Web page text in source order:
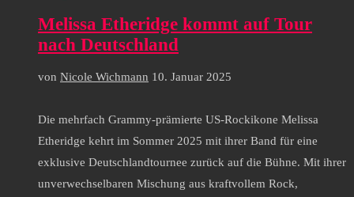
Melissa Etheridge kommt auf Tour
nach Deutschland
von Nicole Wichmann 10. Januar 2025
Die mehrfach Grammy-prämierte US-Rockikone Melissa
Etheridge kehrt im Sommer 2025 mit ihrer Band für eine
exklusive Deutschlandtournee zurück auf die Bühne. Mit ihrer
unverwechselbaren Mischung aus kraftvollem Rock,